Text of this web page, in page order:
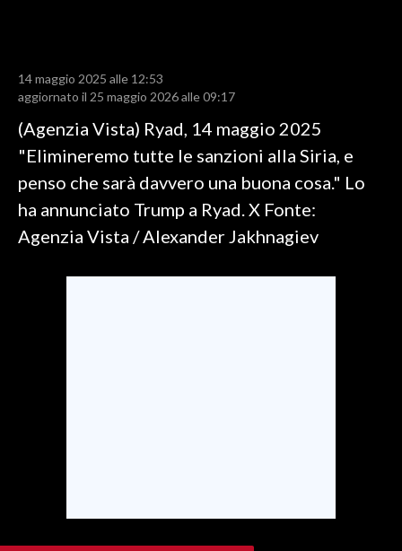
RISULTATI E CLASSIFICHE
CALCIO REGIONALE
BASKET
VOLLEY
MOTORI
TENNIS
14 maggio 2025 alle 12:53
aggiornato il 25 maggio 2026 alle 09:17
(Agenzia Vista) Ryad, 14 maggio 2025
"Elimineremo tutte le sanzioni alla Siria, e
penso che sarà davvero una buona cosa." Lo
ha annunciato Trump a Ryad. X Fonte:
Agenzia Vista / Alexander Jakhnagiev